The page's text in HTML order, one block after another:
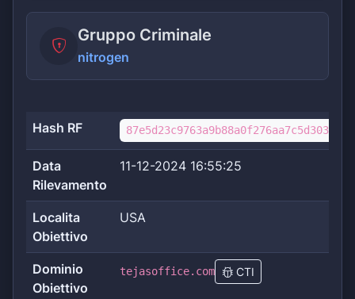
Gruppo Criminale
nitrogen
Hash RF
Data
Rilevamento
11-12-2024 16:55:25
Localita
Obiettivo
USA
Dominio
Obiettivo
tejasoffice.com CTI